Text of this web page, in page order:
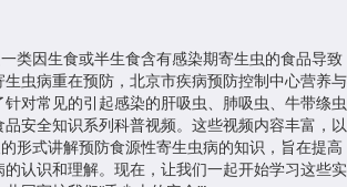
因生食或半生食含有感染期寄生虫的食品导致
虫病重在预防，北京市疾病预防控制中心营养与
对常见的引起感染的肝吸虫、肺吸虫、牛带绦虫
安全知识系列科普视频。这些视频内容丰富，以
形式讲解预防食源性寄生虫病的知识，旨在提高
认识和理解。现在，让我们一起开始学习这些实